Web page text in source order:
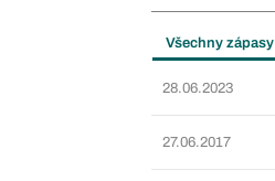
Všechny zápasy
28.06.2023
27.06.2017